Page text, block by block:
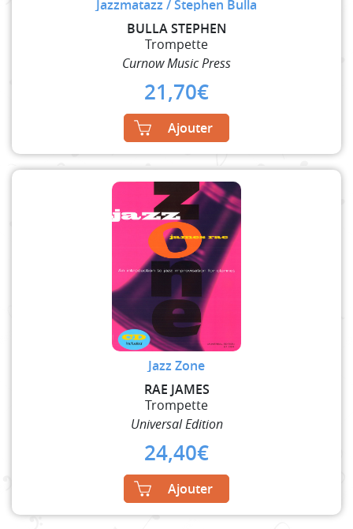
Jazzmatazz / Stephen Bulla
BULLA STEPHEN
Trompette
Curnow Music Press
21,70€
Ajouter
Jazz Zone
RAE JAMES
Trompette
Universal Edition
24,40€
Ajouter